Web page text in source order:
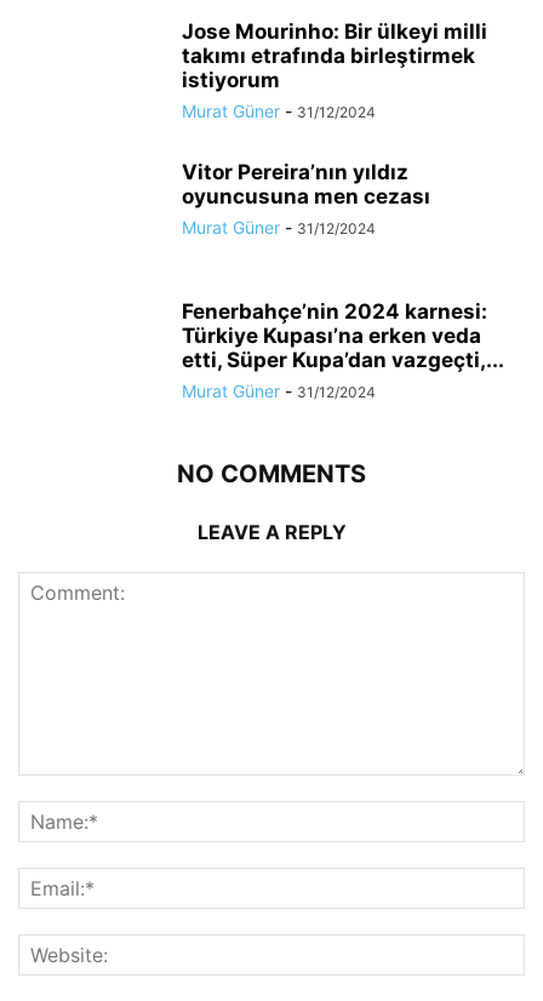
Jose Mourinho: Bir ülkeyi milli
takımı etrafında birleştirmek
istiyorum
Murat Güner - 31/12/2024
Vitor Pereira’nın yıldız
oyuncusuna men cezası
Murat Güner - 31/12/2024
Fenerbahçe’nin 2024 karnesi:
Türkiye Kupası’na erken veda
etti, Süper Kupa’dan vazgeçti,...
Murat Güner - 31/12/2024
NO COMMENTS
LEAVE A REPLY